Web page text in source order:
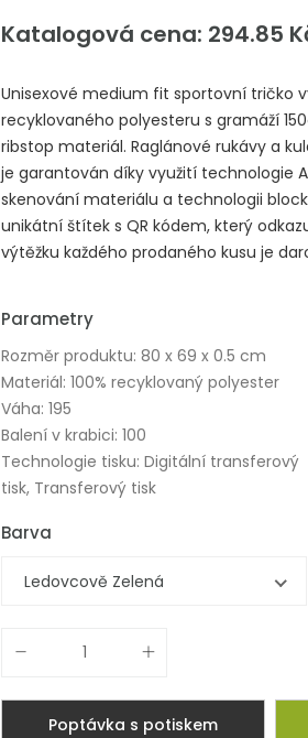
Katalogová cena: 294.85
Unisexové medium fit sportovní tričko
recyklovaného polyesteru s gramáží
ribstop materiál. Raglánové rukávy a
je garantován díky využití technologie
skenování materiálu a technologii
unikátní štítek s QR kódem, který
výtěžku každého prodaného kusu je
Parametry
Rozměr produktu: 80 x 69 x 0.5 cm
Materiál: 100% recyklovaný polyester
Váha: 195
Balení v krabici: 100
Technologie tisku: Digitální transferový
tisk, Transferový tisk
Barva
Ledovcově Zelená
Poptávka s potiskem